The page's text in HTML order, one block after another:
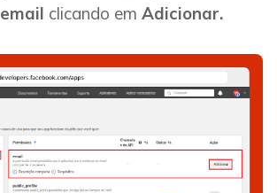
email clicando em Adicionar.